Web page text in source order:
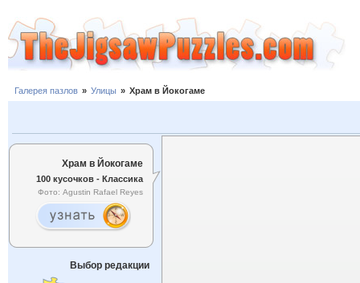
Галерея пазлов » Улицы » Храм в Йокогаме
Храм в Йокогаме
100 кусочков - Классика
Фото: Agustin Rafael Reyes
Выбор редакции